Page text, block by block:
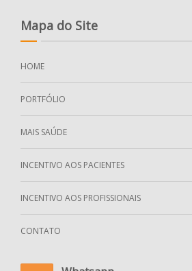
Mapa do Site
HOME
PORTFÓLIO
MAIS SAÚDE
INCENTIVO AOS PACIENTES
INCENTIVO AOS PROFISSIONAIS
CONTATO